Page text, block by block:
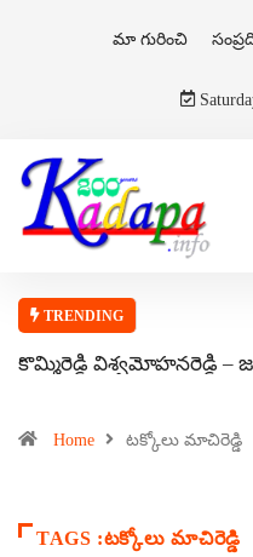
మా గురించి
TRENDING
కొమ్మిరెడ్డి విశ్వమోహనరెడ్డి
Home టక్కోలు మాచిరెడ్డి
TAGS :టక్కోలు మాచిరెడ్డి